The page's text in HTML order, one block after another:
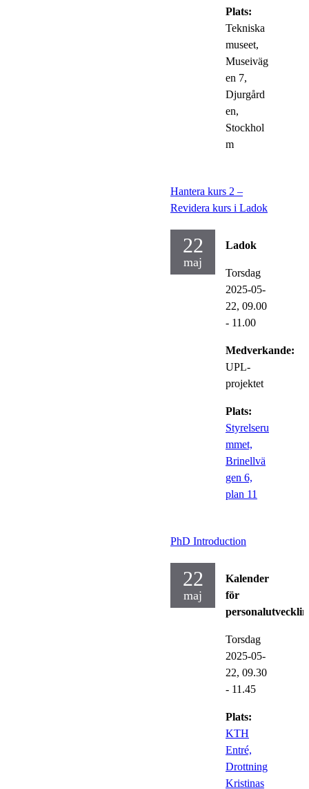
Plats:
Tekniska
museet,
Museiväg
en 7,
Djurgård
en,
Stockhol
m
Hantera kurs 2 –
Revidera kurs i Ladok
22
maj
Ladok
Torsdag
2025-05-
22, 09.00
- 11.00
Medverkande:
UPL-
projektet
Plats:
Styrelseru
mmet,
Brinellvä
gen 6,
plan 11
PhD Introduction
22
maj
Kalender
för
Torsdag
2025-05-
22, 09.30
- 11.45
Plats:
KTH
Entré,
Drottning
Kristinas